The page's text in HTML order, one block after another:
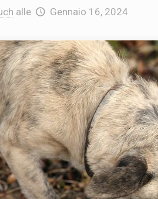
alle Gennaio 16, 2024